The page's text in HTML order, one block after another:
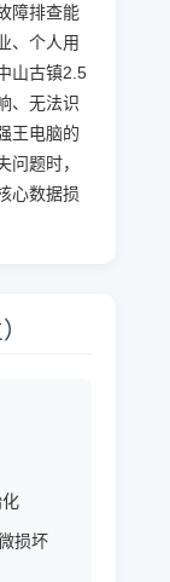
障排查能
、个人用
山古镇2.5
、无法识
王电脑的
题时，
心数据损
损坏